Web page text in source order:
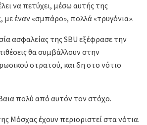
να πετύχει, μέσω αυτής της
με έναν «σμπάρο», πολλά «τρυγόνια».
ασφαλείας της SBU εξέφρασε την
θα συμβάλλουν στην
στρατού, και δη στο νότιο
πολύ από αυτόν τον στόχο.
Μόσχας έχουν περιοριστεί στα νότια.